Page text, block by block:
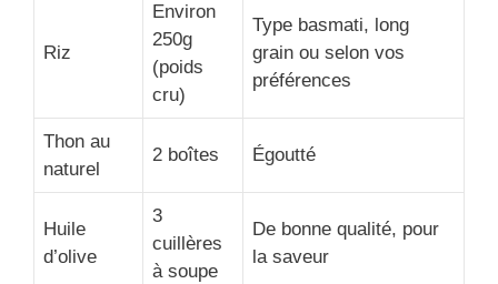
Riz
Environ
250g
(poids
cru)
Type basmati, long
grain ou selon vos
préférences
Thon au
naturel
2 boîtes Égoutté
Huile
d’olive
3
cuillères
à soupe
De bonne qualité, pour
la saveur